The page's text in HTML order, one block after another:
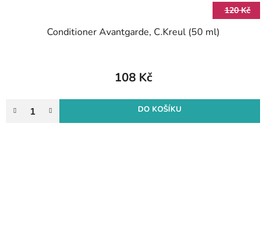
120 Kč
Conditioner Avantgarde, C.Kreul (50 ml)
108 Kč
DO KOŠÍKU